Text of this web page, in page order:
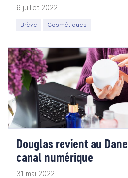
6 juillet 2022
Brève Cosmétiques
Douglas revient au
canal numérique
31 mai 2022